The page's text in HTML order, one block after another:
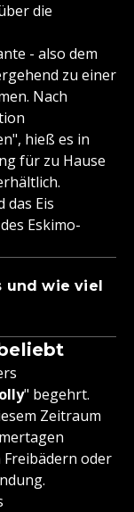
die
- also dem
zu einer
Nach
hieß es in
für zu Hause
Eis
Eskimo-
und wie viel
" begehrt.
Zeitraum
oder